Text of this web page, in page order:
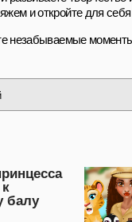
и откройте для
незабываемые
балу